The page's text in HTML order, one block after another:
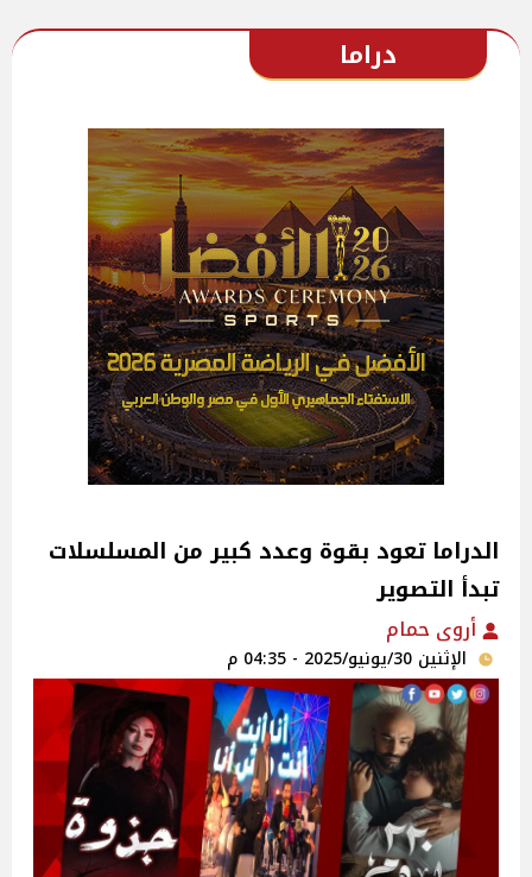
دراما
الدراما تعود بقوة وعدد كبير من المسلسلات
تبدأ التصوير‎
أروى حمام
الإثنين 30/يونيو/2025 - 04:35 م